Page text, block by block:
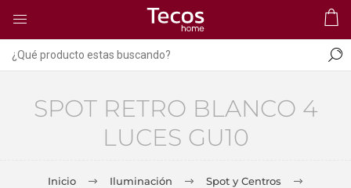
SPOT RETRO BLANCO 4
LUCES GU10
Inicio Iluminación
Spot y Centros